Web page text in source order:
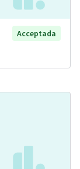
Acceptada